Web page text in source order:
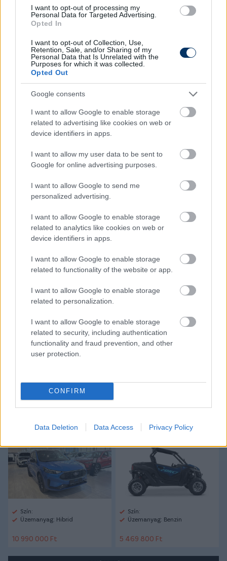
I want to opt-out of processing my
Personal Data for Targeted Advertising.
Opted In
I want to opt-out of Collection, Use,
Retention, Sale, and/or Sharing of my
Personal Data that Is Unrelated with the
Purposes for which it was collected.
Opted Out
Google consents
I want to allow Google to enable storage
related to advertising like cookies on web or
device identifiers in apps.
I want to allow my user data to be sent to
Google for online advertising purposes.
I want to allow Google to send me
personalized advertising.
I want to allow Google to enable storage
related to analytics like cookies on web or
device identifiers in apps.
I want to allow Google to enable storage
related to functionality of the website or app.
I want to allow Google to enable storage
related to personalization.
I want to allow Google to enable storage
related to security, including authentication
functionality and fraud prevention, and other
user protection.
CONFIRM
Data Deletion Data Access Privacy Policy
egy magyar klub, de nem az Újpest
tavaszi szezont futott a Szparinál.
Itt állíthatod be, hogy a Csakfoci az elsők
között legyen a Google-találatokban
Tetszett a cikk? Megosztanád?
CÍMKÉK: #ÁTIGAZOLÁSOK #DVSC
#DEBRECEN
#KEMENES SZABOLCS
Autópiac
Ford Kuga
Szín:
Üzemanyag: Hibrid
10 990 000 Ft
Cfmoto Zforce 950
Szín:
Üzemanyag: Benzin
5 469 800 Ft